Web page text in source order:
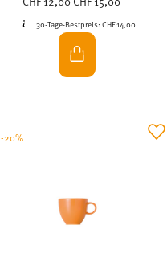
30-Tage-Bestpreis:CHF 14,00
-20%